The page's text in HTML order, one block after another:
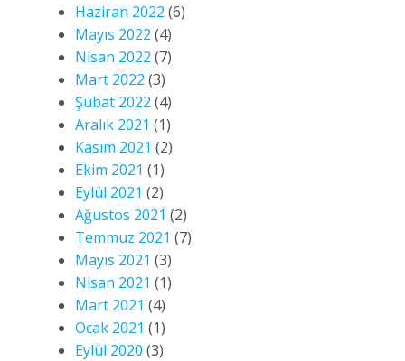
Haziran 2022 (6)
Mayıs 2022 (4)
Nisan 2022 (7)
Mart 2022 (3)
Şubat 2022 (4)
Aralık 2021 (1)
Kasım 2021 (2)
Ekim 2021 (1)
Eylül 2021 (2)
Ağustos 2021 (2)
Temmuz 2021 (7)
Mayıs 2021 (3)
Nisan 2021 (1)
Mart 2021 (4)
Ocak 2021 (1)
Eylül 2020 (3)